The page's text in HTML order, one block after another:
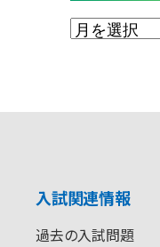
ア
ー
ブ
入試関連情報
過去の入試問題